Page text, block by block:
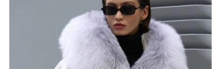
придающим образу статусность и утончённость. Мех
густой, пышный, отлично держит форму и согревает в
холодную погоду. Его можно снять, трансформируя
модель из более нарядной в повседневную, что делает
пуховик универсальным для разных ситуаций.
Утеплитель — пух-пакет, который обеспечивает